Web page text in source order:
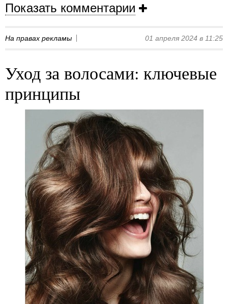
Показать комментарии
На правах рекламы 01 апреля 2024 в 11:25
Уход за волосами: ключевые
принципы